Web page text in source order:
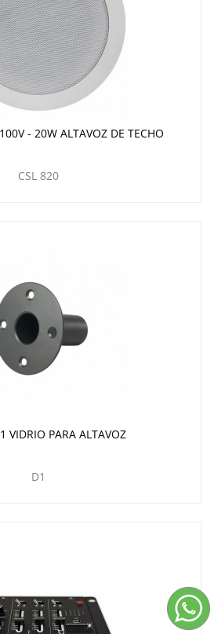
- 20W ALTAVOZ DE TECHO
CSL 820
VIDRIO PARA ALTAVOZ
D1